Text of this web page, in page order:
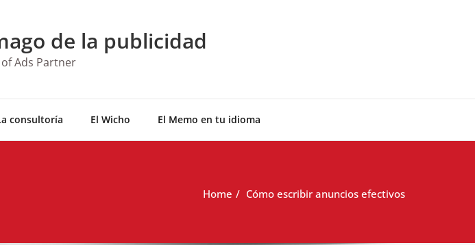
de la publicidad
Ads Partner
consultoría El Wicho El Memo en tu idioma
Home Cómo escribir anuncios efectivos